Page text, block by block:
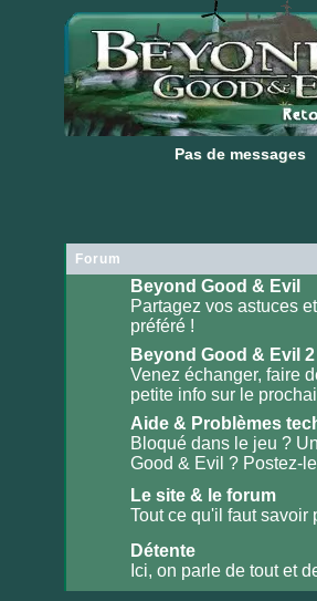
Pas de messages
Pas de messages
Forum
Aucun
message
non
Beyond Good & Evil
Partagez vos astuces
préféré !
Aucun
message
non
lu
Beyond Good & Evil 2
Venez échanger, faire
petite info sur le
Aucun
non
Aide & Problèmes
Bloqué dans le jeu ?
Good & Evil ? Postez-
non
Le site & le forum
Tout ce qu'il faut savoir
Aucun
message
Détente
Ici, on parle de tout et